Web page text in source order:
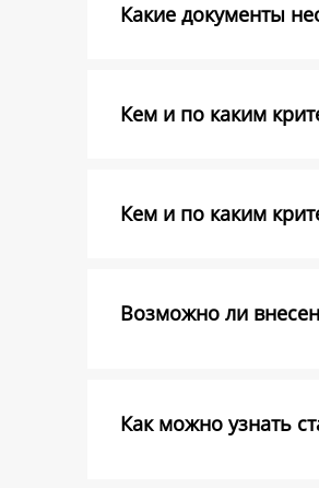
Какие документы
Кем и по каким
Кем и по каким
Возможно ли
Как можно узнать